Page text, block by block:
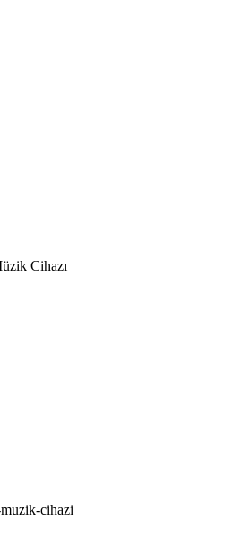
Cihazı
cihazi